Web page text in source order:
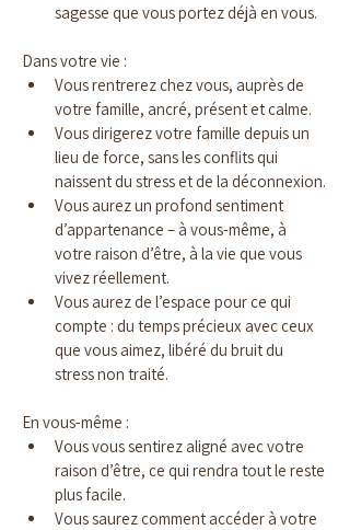
sagesse que vous portez déjà en vous.
Dans votre vie :
Vous rentrerez chez vous, auprès de
votre famille, ancré, présent et calme.
Vous dirigerez votre famille depuis un
lieu de force, sans les conflits qui
naissent du stress et de la déconnexion.
Vous aurez un profond sentiment
d’appartenance – à vous-même, à
votre raison d’être, à la vie que vous
vivez réellement.
Vous aurez de l’espace pour ce qui
compte : du temps précieux avec ceux
que vous aimez, libéré du bruit du
stress non traité.
En vous-même :
Vous vous sentirez aligné avec votre
raison d’être, ce qui rendra tout le reste
plus facile.
Vous saurez comment accéder à votre